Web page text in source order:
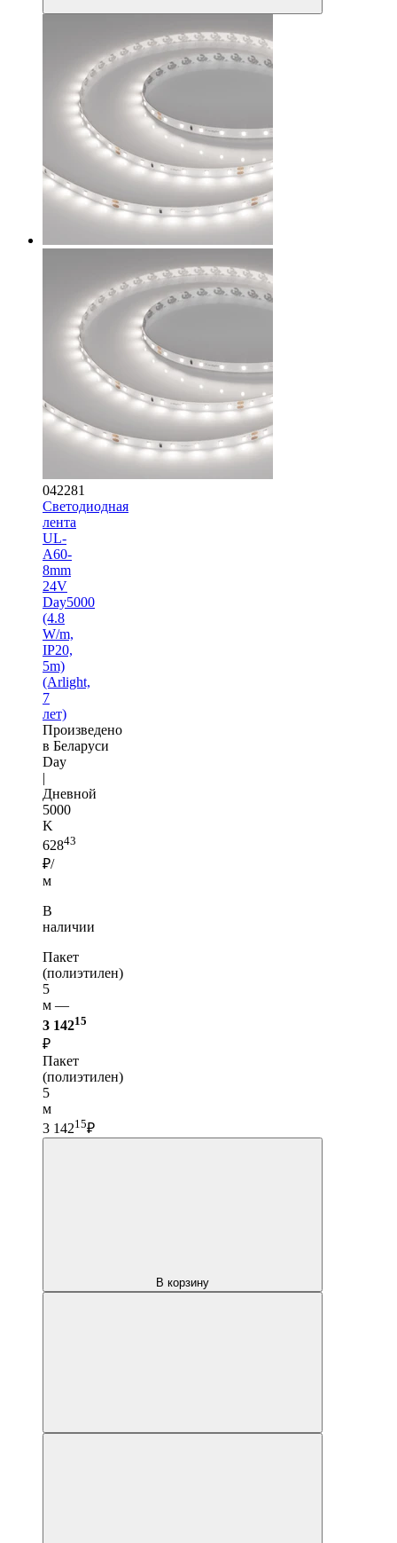
042281
Светодиодная
лента
UL-
A60-
8mm
24V
Day5000
(4.8
W/m,
IP20,
5m)
(Arlight,
7
лет)
Произведено
в Беларуси
Day
|
Дневной
5000
K
62843
₽/
м
В
наличии
Пакет
(полиэтилен)
5
м —
3 14215
₽
Пакет
(полиэтилен)
5
м
3 14215₽
В корзину